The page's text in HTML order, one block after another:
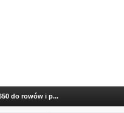
do rowów i p...